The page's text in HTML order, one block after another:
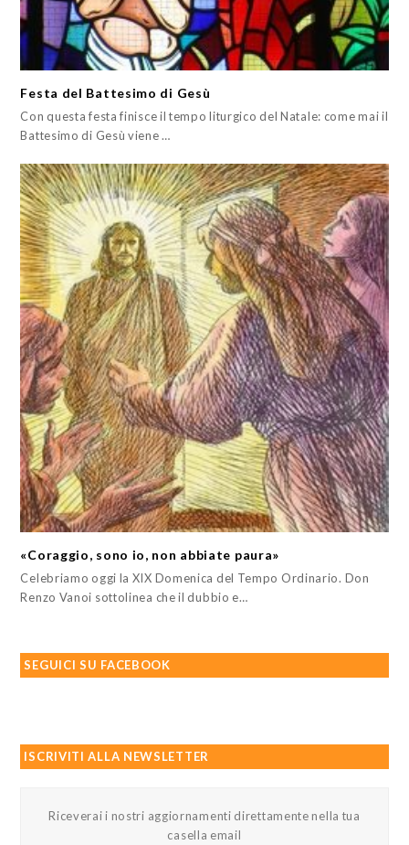
Festa del Battesimo di Gesù
Con questa festa finisce il tempo liturgico del Natale: come mai il
Battesimo di Gesù viene …
«Coraggio, sono io, non abbiate paura»
Celebriamo oggi la XIX Domenica del Tempo Ordinario. Don
Renzo Vanoi sottolinea che il dubbio e…
SEGUICI SU FACEBOOK
ISCRIVITI ALLA NEWSLETTER
Riceverai i nostri aggiornamenti direttamente nella tua
casella email